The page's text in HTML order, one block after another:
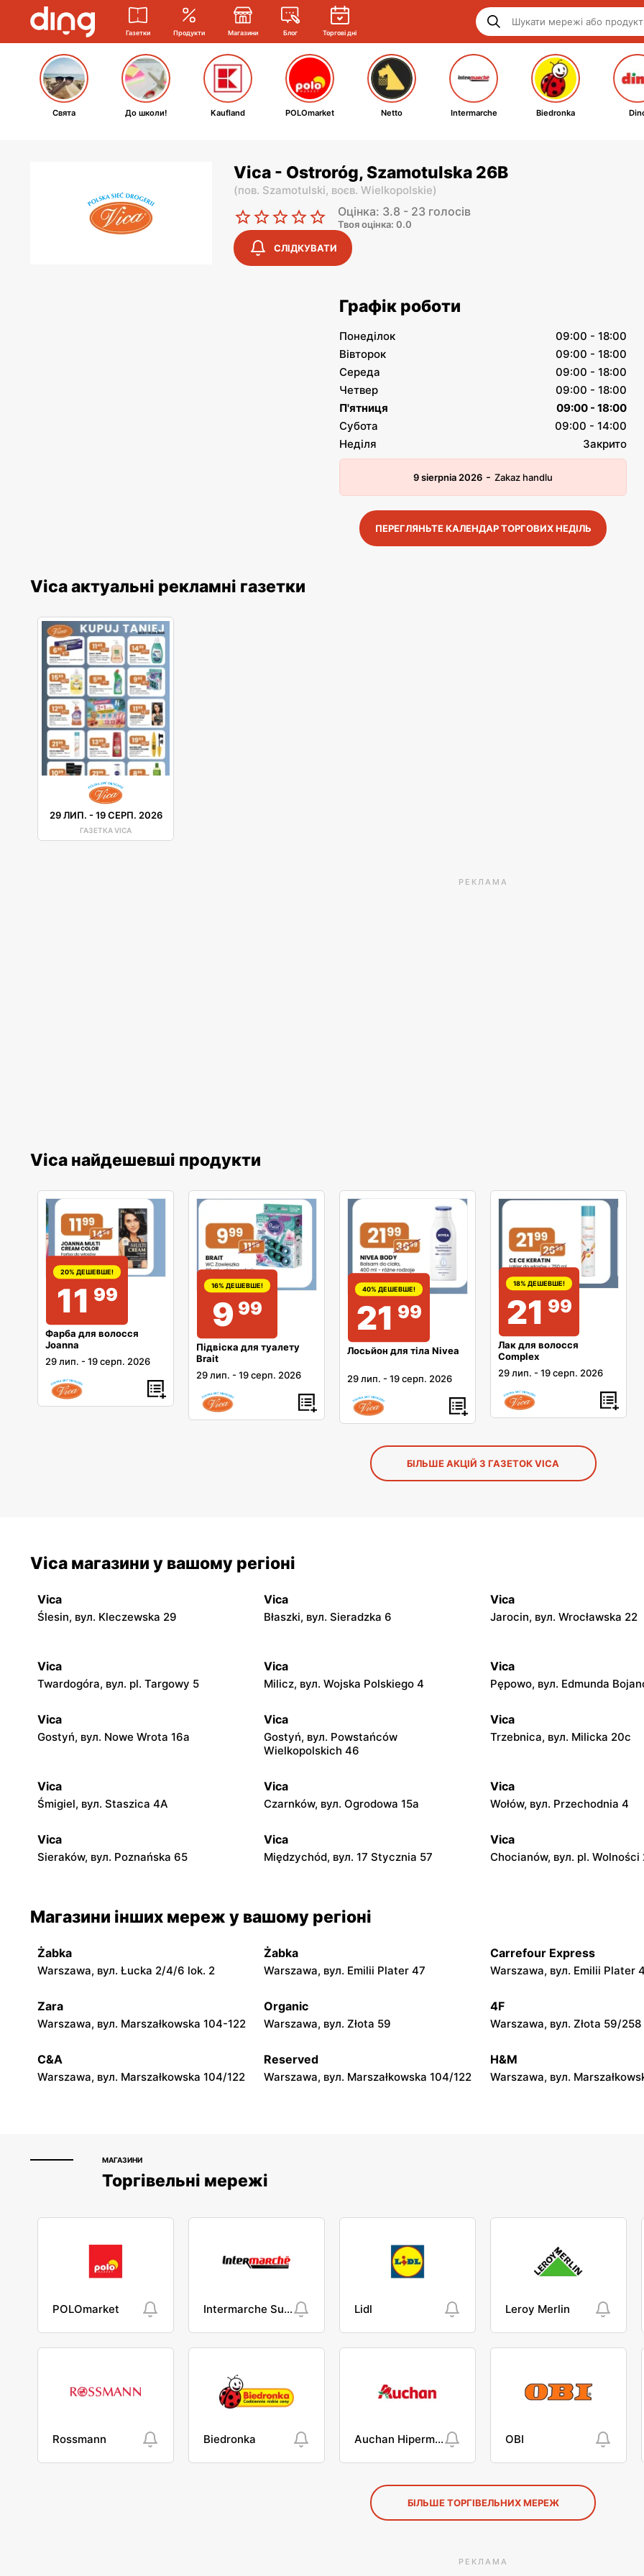
Газетки Продукти Магазини Блог Торгові дні
Свята До школи! Kaufland POLOmarket Netto Intermarche Biedronka
Vica - Ostroróg, Szamotulska 26B
(пов. Szamotulski, воєв. Wielkopolskie)
Оцінка: 3.8 - 23 голосів
Твоя оцінка: 0.0
СЛІДКУВАТИ
Графік роботи
Понеділок
09:00 - 18:00
Вівторок
09:00 - 18:00
Середа
09:00 - 18:00
Четвер
09:00 - 18:00
П'ятниця
09:00 - 18:00
Субота
09:00 - 14:00
Неділя
Закрито
9 sierpnia 2026 - Zakaz handlu
ПЕРЕГЛЯНЬТЕ КАЛЕНДАР ТОРГОВИХ НЕДІЛЬ
Vica актуальні рекламні газетки
29 ЛИП. -19 СЕРП. 2026
ГАЗЕТКА VICA
РЕКЛАМА
Vica найдешевші продукти
20% ДЕШЕВШЕ!
11 99
Фарба для волосся
Joanna
29 лип. -19 серп. 2026
16% ДЕШЕВШЕ!
9 99
Підвіска для туалету
Brait
29 лип. -19 серп. 2026
40% ДЕШЕВШЕ!
21 99
Лосьйон для тіла Nivea
29 лип. -19 серп. 2026
18% ДЕШЕВШЕ!
21 99
Лак для волосся
Complex
29 лип. -19 серп. 2026
БІЛЬШЕ АКЦІЙ З ГАЗЕТОК VICA
Vica магазини у вашому регіоні
Vica
Ślesin, вул. Kleczewska 29
Vica
Błaszki, вул. Sieradzka 6
Vica
Jarocin, вул. Wrocławska 22
Vica
Twardogóra, вул. pl. Targowy 5
Vica
Milicz, вул. Wojska Polskiego 4
Vica
Pępowo, вул. Edmunda
Vica
Gostyń, вул. Nowe Wrota 16a
Vica
Gostyń, вул. Powstańców
Wielkopolskich 46
Vica
Trzebnica, вул. Milicka 20c
Vica
Śmigiel, вул. Staszica 4A
Vica
Czarnków, вул. Ogrodowa 15a
Vica
Wołów, вул. Przechodnia 4
Vica
Sieraków, вул. Poznańska 65
Vica
Międzychód, вул. 17 Stycznia 57
Vica
Chocianów, вул. pl. Wolności
Магазини інших мереж у вашому регіоні
Żabka
Warszawa, вул. Łucka 2/4/6 lok. 2
Żabka
Warszawa, вул. Emilii Plater 47
Carrefour Express
Warszawa, вул. Emilii Plater
Zara
Warszawa, вул. Marszałkowska 104-122
Organic
Warszawa, вул. Złota 59
4F
Warszawa, вул. Złota 59/258
C&A
Warszawa, вул. Marszałkowska 104/122
Reserved
Warszawa, вул. Marszałkowska 104/122
H&M
Warszawa, вул.
МАГАЗИНИ
Торгівельні мережі
POLOmarket Intermarche Super Lidl Leroy Merlin
Rossmann Biedronka Auchan Hipermarket OBI
БІЛЬШЕ ТОРГІВЕЛЬНИХ МЕРЕЖ
РЕКЛАМА